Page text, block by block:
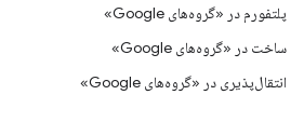
پلتفورم در «گروه‌های Google»
ساخت در «گروه‌های Google»
انتقال‌پذیری در «گروه‌های Google»